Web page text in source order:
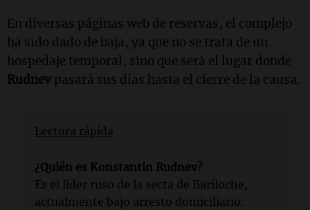
En diversas páginas web de reservas, el complejo
ha sido dado de baja, ya que no se trata de un
hospedaje temporal, sino que será el lugar donde
Rudnev pasará sus días hasta el cierre de la causa.
Lectura rápida
¿Quién es Konstantin Rudnev?
Es el líder ruso de la secta de Bariloche,
actualmente bajo arresto domiciliario.